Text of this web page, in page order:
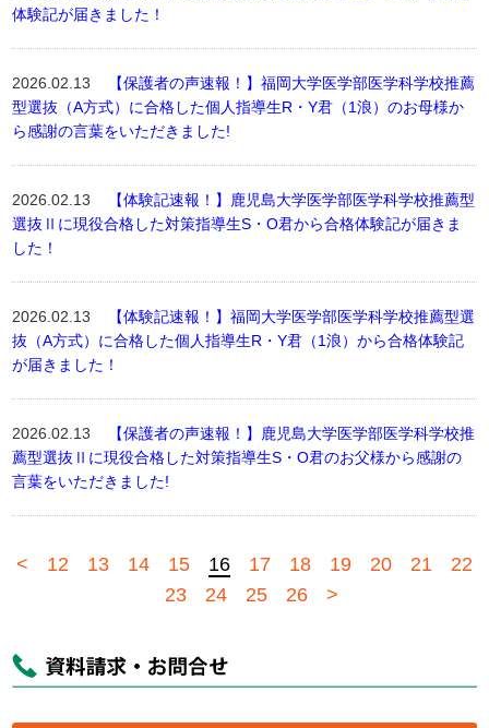
体験記が届きました！
2026.02.13
【保護者の声速報！】福岡大学医学部医学科学校推薦
型選抜（A方式）に合格した個人指導生R・Y君（1浪）のお母様か
ら感謝の言葉をいただきました!
2026.02.13
【体験記速報！】鹿児島大学医学部医学科学校推薦型
選抜Ⅱに現役合格した対策指導生S・O君から合格体験記が届きま
した！
2026.02.13
【体験記速報！】福岡大学医学部医学科学校推薦型選
抜（A方式）に合格した個人指導生R・Y君（1浪）から合格体験記
が届きました！
2026.02.13
【保護者の声速報！】鹿児島大学医学部医学科学校推
薦型選抜Ⅱに現役合格した対策指導生S・O君のお父様から感謝の
言葉をいただきました!
< 12 13 14 15 16 17 18 19 20 21
22
23
24 25 26 >